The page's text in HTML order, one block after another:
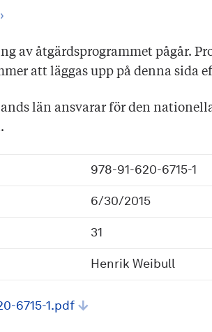
av åtgärdsprogrammet pågår.
att läggas upp på denna sida
län ansvarar för den
978-91-620-6715-1
6/30/2015
31
Henrik Weibull
6715-1.pdf